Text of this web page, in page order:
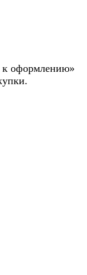
к оформлению»
покупки.